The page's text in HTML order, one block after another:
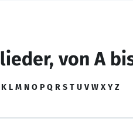
von A
K L M N O P Q R S T U V W X Y Z